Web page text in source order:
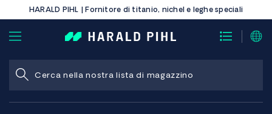
HARALD PIHL | Fornitore di titanio, nichel e leghe speciali